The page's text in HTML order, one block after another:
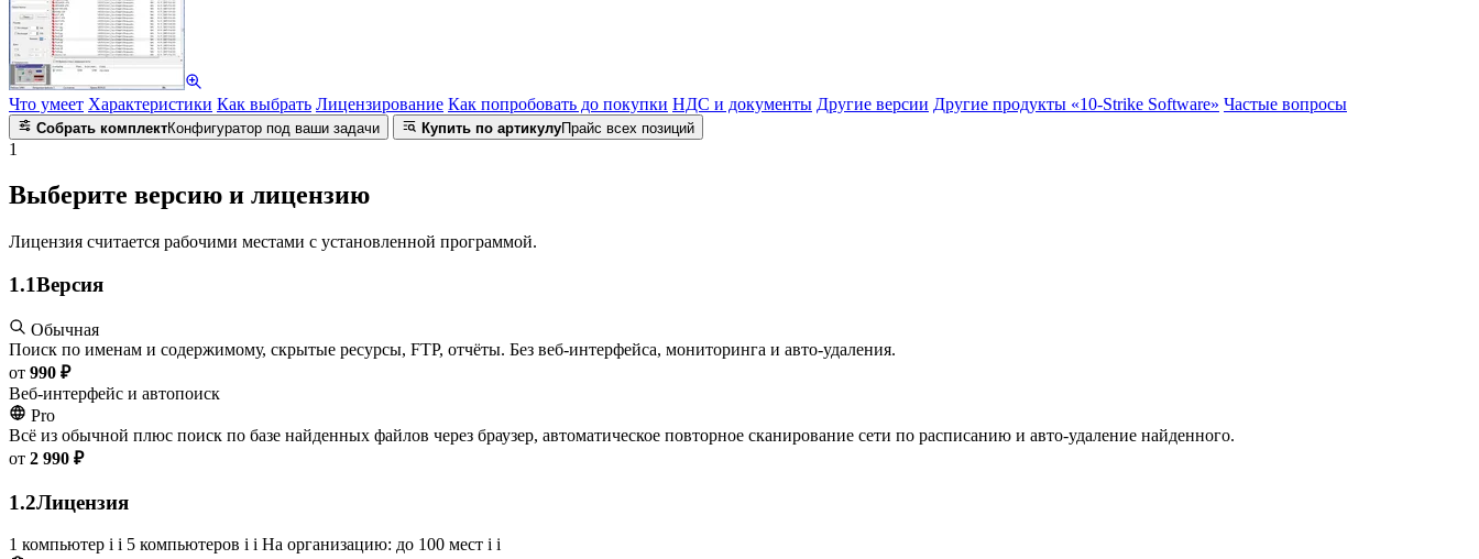
Что умеет Характеристики Как выбрать Лицензирование Как попробовать до покупки НДС и документы Другие версии Другие продукты «10-Strike Software» Частые вопросы
Собрать комплектКонфигуратор под ваши задачи Купить по артикулуПрайс всех позиций
1
Выберите версию и лицензию
Лицензия считается рабочими местами с установленной программой.
1.1Версия
Обычная
Поиск по именам и содержимому, скрытые ресурсы, FTP, отчёты. Без веб-интерфейса, мониторинга и авто-удаления.
от 990 ₽
Веб-интерфейс и автопоиск
Pro
Всё из обычной плюс поиск по базе найденных файлов через браузер, автоматическое повторное сканирование сети по расписанию и авто-удаление найденного.
от 2 990 ₽
1.2Лицензия
1 компьютер i i 5 компьютеров i i На организацию: до 100 мест i i